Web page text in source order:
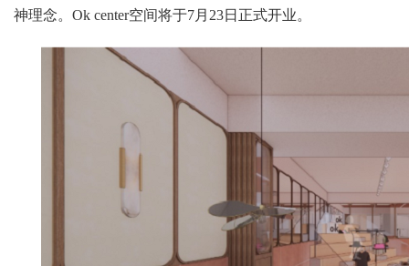
神理念。Ok center空间将于7月23日正式开业。